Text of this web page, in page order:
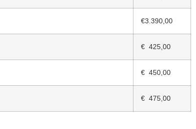
€3.390,00
€ 425,00
€ 450,00
€ 475,00